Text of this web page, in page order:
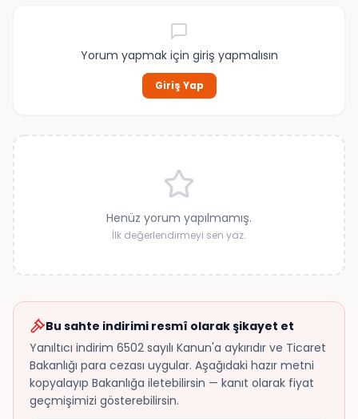
Yorum yapmak için giriş yapmalısın
Giriş Yap
Henüz yorum yapılmamış.
İlk değerlendirmeyi sen yaz.
Bu sahte indirimi resmî olarak şikayet et
Yanıltıcı indirim 6502 sayılı Kanun'a aykırıdır ve Ticaret
Bakanlığı para cezası uygular. Aşağıdaki hazır metni
kopyalayıp Bakanlığa iletebilirsin — kanıt olarak fiyat
geçmişimizi gösterebilirsin.